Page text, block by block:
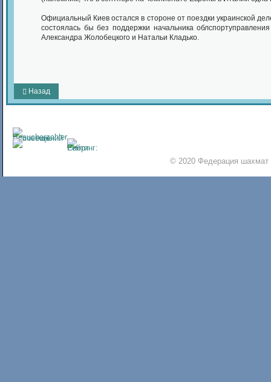
Официальный Киев остался в стороне от поездки украинской
состоялась бы без поддержки начальника
Александра Жолобецкого и Натальи Кладько.
Назад
© 2020 Федерация шахмат